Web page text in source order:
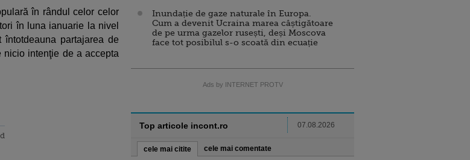
în rândul celor celor
în luna ianuarie la nivel
întotdeauna partajarea de
intenţie de a accepta
Inundație de gaze naturale în Europa.
Cum a devenit Ucraina marea câștigătoare
de pe urma gazelor rusești, deși Moscova
face tot posibilul s-o scoată din ecuație
Ads by INTERNET PROTV
Top articole incont.ro 07.08.2026
cele mai citite cele mai comentate